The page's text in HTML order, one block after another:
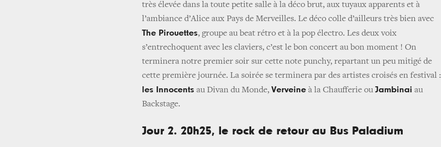
très élevée dans la toute petite salle à la déco brut, aux tuyaux apparents et à
l’ambiance d’Alice aux Pays de Merveilles. Le déco colle d’ailleurs très bien avec
The Pirouettes, groupe au beat rétro et à la pop électro. Les deux voix
s’entrechoquent avec les claviers, c’est le bon concert au bon moment ! On
terminera notre premier soir sur cette note punchy, repartant un peu mitigé de
cette première journée. La soirée se terminera par des artistes croisés en festival :
les Innocents au Divan du Monde, Verveine à la Chaufferie ou Jambinai au
Backstage.
Jour 2. 20h25, le rock de retour au Bus Paladium